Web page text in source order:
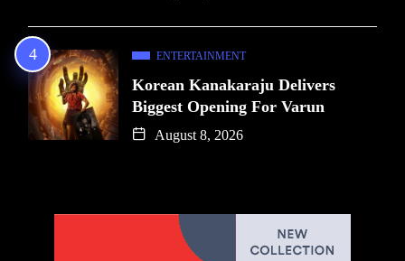
ENTERTAINMENT
Korean Kanakaraju Delivers
Biggest Opening For Varun
August 8, 2026